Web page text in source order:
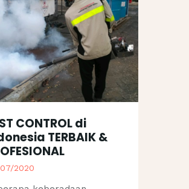
CONTROL di
TERBAIK &
2020